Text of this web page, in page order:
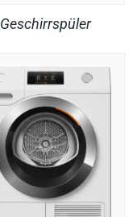
Geschirrspüler